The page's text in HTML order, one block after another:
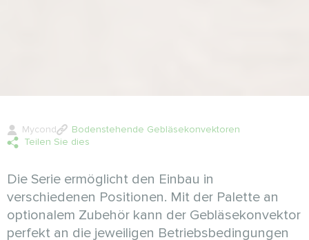
Mycond
Bodenstehende Gebläsekonvektoren
Teilen Sie dies
Die Serie ermöglicht den Einbau in
verschiedenen Positionen. Mit der Palette an
optionalem Zubehör kann der Gebläsekonvektor
perfekt an die jeweiligen Betriebsbedingungen